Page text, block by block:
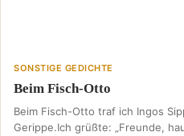
SONSTIGE GEDICHTE
Beim Fisch-Otto
Beim Fisch-Otto traf ich Ingos
Gerippe.Ich grüßte: „Freunde,